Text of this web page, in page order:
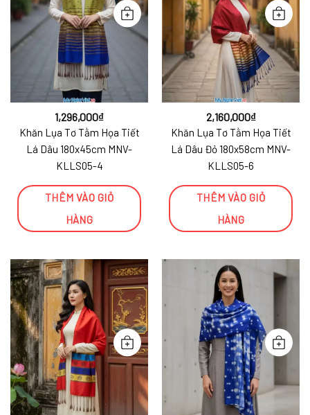
1,296,000₫
Khăn Lụa Tơ Tằm Họa Tiết
Lá Dâu 180x45cm MNV-
KLLS05-4
THÊM VÀO GIỎ
HÀNG
2,160,000₫
Khăn Lụa Tơ Tằm Họa Tiết
Lá Dâu Đỏ 180x58cm MNV-
KLLS05-6
THÊM VÀO GIỎ
HÀNG